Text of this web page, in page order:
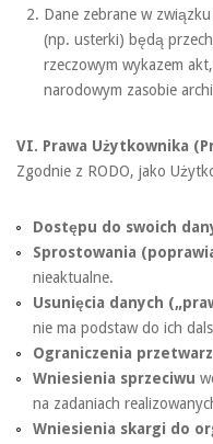
Dane zebrane w
(np. usterki) będą
rzeczowym wykazem
narodowym zasobie
VI. Prawa Użytkownika
Zgodnie z RODO, jako
Dostępu do swoich
Sprostowania
nieaktualne.
Usunięcia danych
nie ma podstaw do ich
Ograniczenia
Wniesienia sprzeciwu
na zadaniach
Wniesienia skargi do